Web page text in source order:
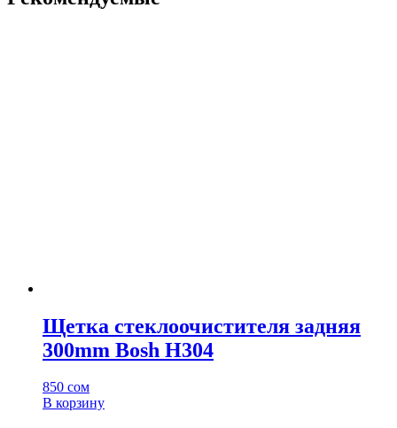
Щетка стеклоочистителя задняя
300mm Bosh H304
850 сом
В корзину